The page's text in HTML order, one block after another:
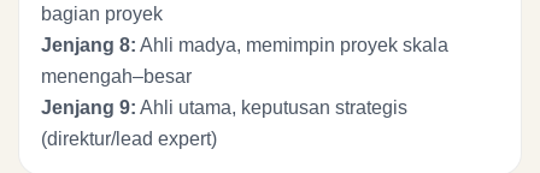
bagian proyek
Jenjang 8: Ahli madya, memimpin proyek skala
menengah–besar
Jenjang 9: Ahli utama, keputusan strategis
(direktur/lead expert)